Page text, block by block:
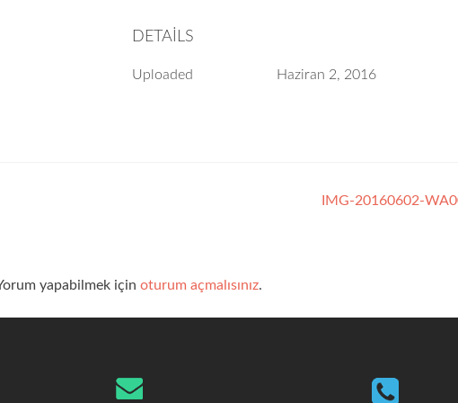
DETAILS
Uploaded Haziran 2, 2016
IMG-20160602-
yapabilmek için oturum açmalısınız.